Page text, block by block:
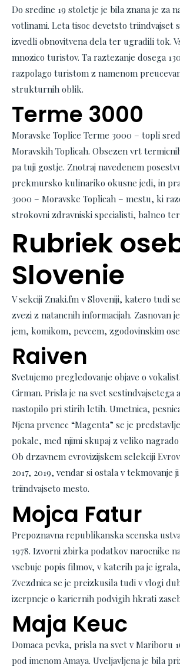
Do sredine 19 stoletje je bila znana je za
votlinami. Leta tisoc devetsto triindvajset
izvedli obnovitvena dela ter ugradili tok.
mnozico turistov. Ta raztezanje dosega
razpolago turistom z namenom
strukturnih oblik.
Terme 3000
Moravske Toplice Terme 3000 – topli
Moravskih Toplicah. Obsezen vrt
pa tuji gostje. Znotraj navedenem
prekmursko kulinariko okusne jedi, in
3000 – Moravske Toplicah – mestu, ki
strokovni zdravniski specialisti, balneo
Rubriek
Slovenie
V sekciji Znaki.fm v Sloveniji, katero tudi
zvezi z natancnih informacijah. Zasnovan
jem, komikom, pevcem, zgodovinskim
Raiven
Svetujemo pregledovanje objave o
Cirman. Prisla je na svet
nastopilo pri stirih letih. Umetnica,
Njena prvenec “Magenta” se je
pokale, med njimi skupaj z veliko
Ob drzavnem evrovizijskem selekciji
2017, 2019, vendar si ostala v
triindvajseto mesto.
Mojca Fatur
Prepoznavna republikanska scenska
1978. Izvorni zbirka podatkov narocnike
vsebuje popis filmov, v katerih pa je
Zvezdnica se je preizkusila tudi v vlogi
izcrpneje o kariernih podvigih hkrati
Maja Keuc
Domaca pevka, prisla na svet v Mariboru
pod imenom Amaya. Uveljavljena je bila